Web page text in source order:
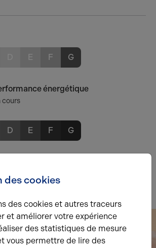
E F G
énergétique
cours
D E F G
des cookies
des cookies et autres traceurs
et améliorer votre expérience
des statistiques de mesure
vous permettre de lire des